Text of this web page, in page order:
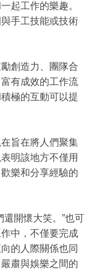
起工作的樂趣。
手工技能或技術
創造力、團隊合
有成效的工作流
極的互動可以提
旨在將人們聚集
明該地方不僅用
樂和分享經驗的
開懷大笑。”也可
中，不僅要完成
的人際關係也同
肅與娛樂之間的